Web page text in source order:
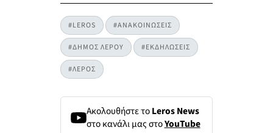
#LEROS #ΑΝΑΚΟΙΝΩΣΕΙΣ
#ΔΗΜΟΣ ΛΕΡΟΥ #ΕΚΔΗΛΩΣΕΙΣ
#ΛΕΡΟΣ
Ακολουθήστε τοLeros News
στο κανάλι μας στοYouTube